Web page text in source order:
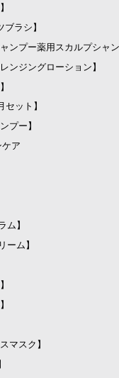
ブラシ】
ンプー薬用スカルプシャ
ンジングローション】
セット】
プー】
ア
ム】
ーム】
マスク】